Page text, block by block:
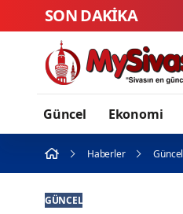
SON DAKİKA
Güncel Ekonomi
Haberler Güncel
GÜNCEL